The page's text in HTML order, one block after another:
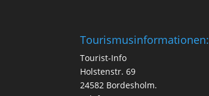
Tourismusinformationen:
Tourist-Info
Holstenstr. 69
24582 Bordesholm.